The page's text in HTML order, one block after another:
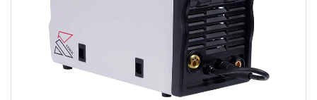
CONSULTE MAIS INFORMAÇÃO